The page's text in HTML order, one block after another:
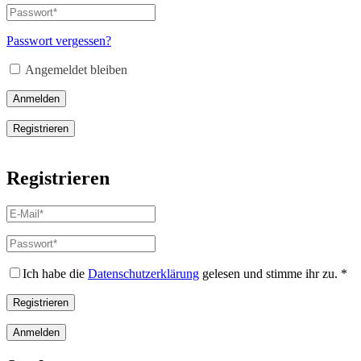
E-
Mail-
Adresse*
Passwort*
Erforderlich
Passwort vergessen?
Angemeldet bleiben
Anmelden
Registrieren
Registrieren
E-
Mail-
Adresse*
Erforderlich
Passwort*
Erforderlich
Ich habe die Datenschutzerklärung gelesen und stimme ihr zu. *
Registrieren
Anmelden